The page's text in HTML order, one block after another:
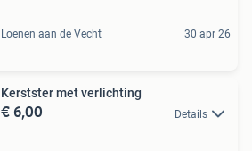
Loenen aan de Vecht 30 apr 26
Kerstster met verlichting
€ 6,00 Details